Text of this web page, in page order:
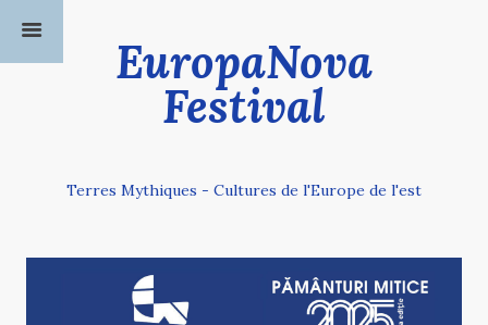
EuropaNova
Festival
Terres Mythiques - Cultures de l'Europe de l'est